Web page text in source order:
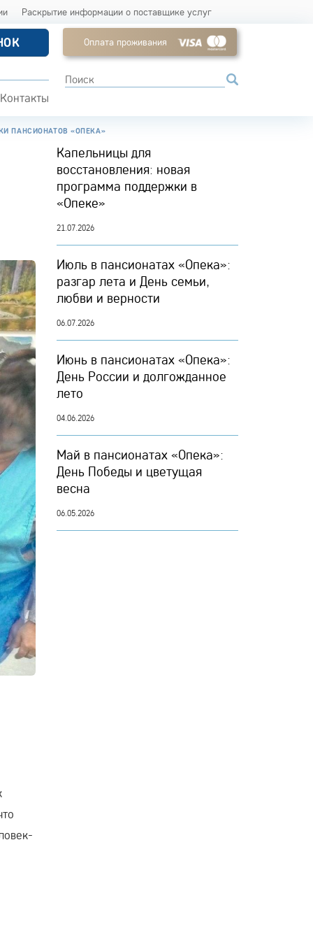
Раскрытие информации о поставщике услуг
Контакты
Оплата проживания
ПАНСИОНАТОВ «ОПЕКА»
Капельницы для
восстановления: новая
программа поддержки в
«Опеке»
21.07.2026
Июль в пансионатах «Опека»:
разгар лета и День семьи,
любви и верности
06.07.2026
Июнь в пансионатах «Опека»:
День России и долгожданное
лето
04.06.2026
Май в пансионатах «Опека»:
День Победы и цветущая
весна
06.05.2026